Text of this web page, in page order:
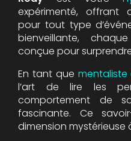
expérimenté, offrant
pour tout type
bienveillante,
conçue pour
En tant que
l’art de lire les
comportement de
fascinante. Ce
dimension